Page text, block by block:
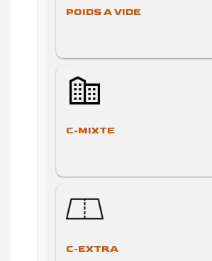
POIDS A VIDE
C-MIXTE
C-EXTRA